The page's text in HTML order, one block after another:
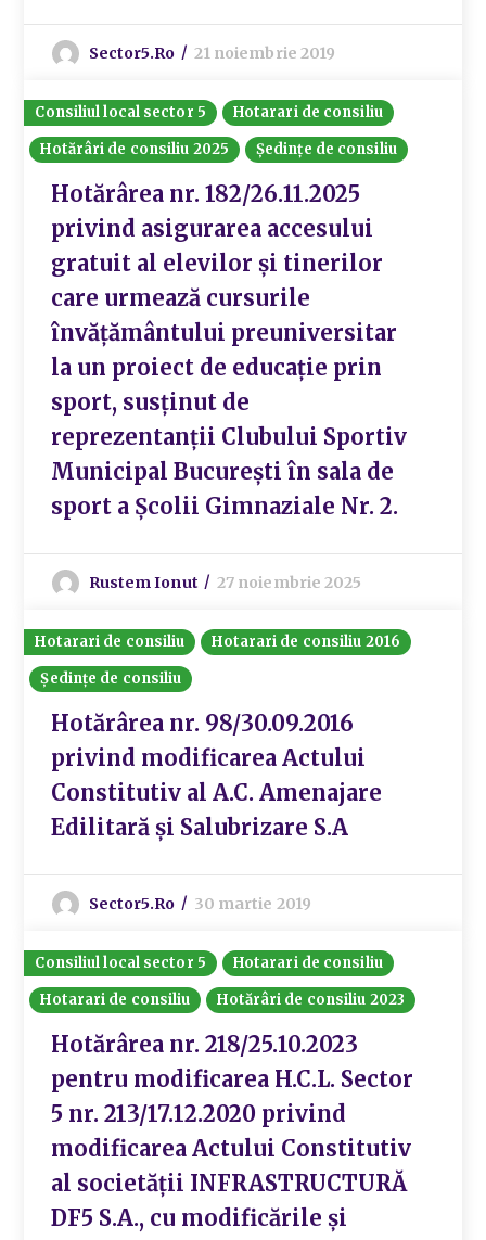
Sector5.ro 21 noiembrie 2019
Consiliul local sector 5
Hotarari de consiliu
Hotărâri de consiliu 2025
Ședințe de consiliu
Hotărârea nr. 182/26.11.2025
privind asigurarea accesului
gratuit al elevilor şi tinerilor
care urmează cursurile
învăţământului preuniversitar
la un proiect de educație prin
sport, susținut de
reprezentanții Clubului Sportiv
Municipal București în sala de
sport a Școlii Gimnaziale Nr. 2.
Rustem Ionut 27 noiembrie 2025
Hotarari de consiliu
Hotarari de consiliu 2016
Ședințe de consiliu
Hotărârea nr. 98/30.09.2016
privind modificarea Actului
Constitutiv al A.C. Amenajare
Edilitară și Salubrizare S.A
Sector5.ro 30 martie 2019
Consiliul local sector 5
Hotarari de consiliu
Hotarari de consiliu
Hotărâri de consiliu 2023
Hotărârea nr. 218/25.10.2023
pentru modificarea H.C.L. Sector
5 nr. 213/17.12.2020 privind
modificarea Actului Constitutiv
al societății INFRASTRUCTURĂ
DF5 S.A., cu modificările și